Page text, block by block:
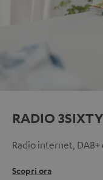
RADIO 3SIXTY
Radio internet,
Scopri ora